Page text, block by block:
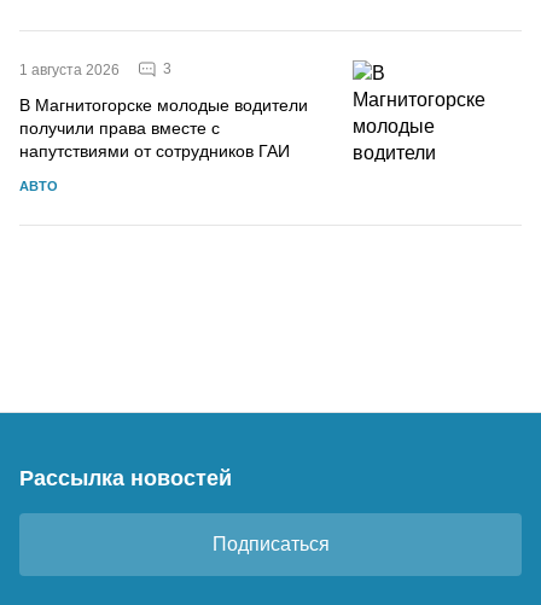
1 августа 2026 3
В Магнитогорске молодые водители
получили права вместе с
напутствиями от сотрудников ГАИ
АВТО
Рассылка новостей
Подписаться